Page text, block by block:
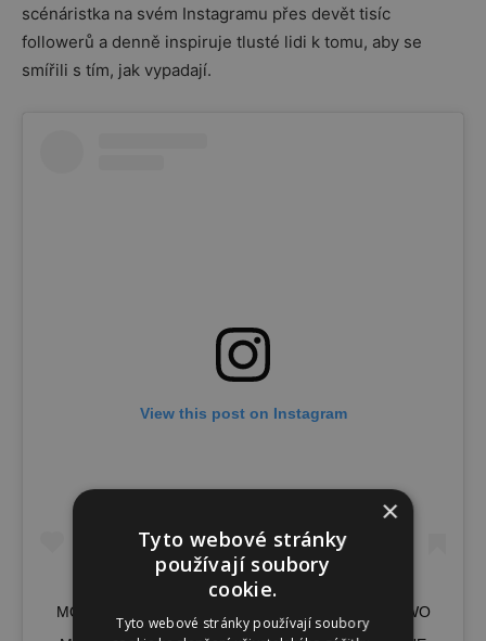
scénáristka na svém Instagramu přes devět tisíc
followerů a denně inspiruje tlusté lidi k tomu, aby se
smířili s tím, jak vypadají.
View this post on Instagram
MOVING TO THE GOLD COAST IN LESS THAN TWO
×
Tyto webové stránky
používají soubory
cookie.
Tyto webové stránky používají soubory